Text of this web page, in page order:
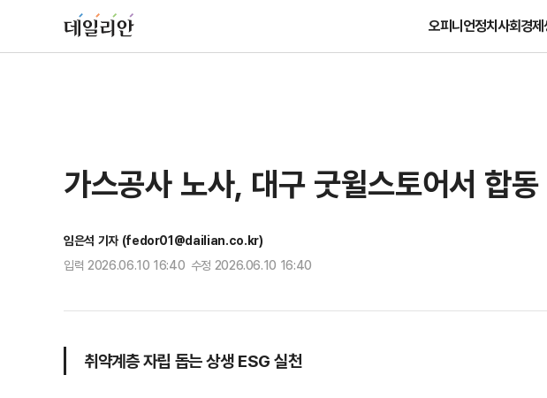
오피니언정치사회경제
가스공사 노사, 대구 굿윌스토어서 합
임은석 기자 (fedor01@dailian.co.kr)
입력 2026.06.10 16:40 수정 2026.06.10 16:40
취약계층 자립 돕는 상생 ESG 실천